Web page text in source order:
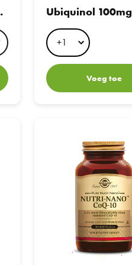
favorite button
Ubiquinol 100mg
Capsules
Voeg toe